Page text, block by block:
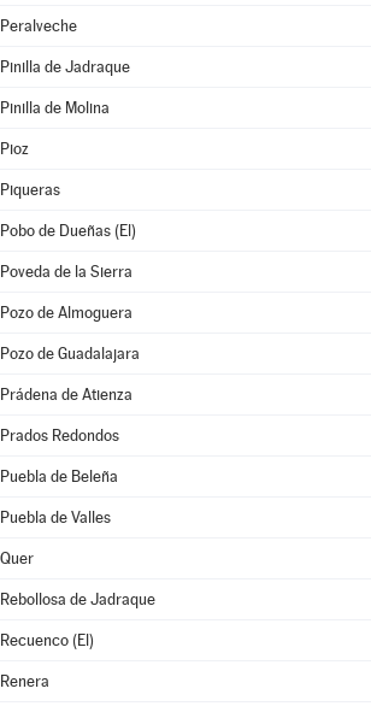
Peralveche
Pinilla de Jadraque
Pinilla de Molina
Pioz
Piqueras
Pobo de Dueñas (El)
Poveda de la Sierra
Pozo de Almoguera
Pozo de Guadalajara
Prádena de Atienza
Prados Redondos
Puebla de Beleña
Puebla de Valles
Quer
Rebollosa de Jadraque
Recuenco (El)
Renera